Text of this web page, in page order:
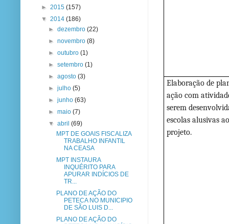
Elaboração de
ação com
serem
escolas alusivas ao
projeto.
► 2015 (157)
▼ 2014 (186)
►dezembro(22)
►novembro(8)
►outubro(1)
►setembro(1)
►agosto(3)
►julho(5)
►junho(63)
►maio(7)
▼abril(69)
MPT DE GOAIS FISCALIZA
TRABALHO INFANTIL
NA CEASA
MPT INSTAURA
INQUÉRITO PARA
APURAR INDÍCIOS DE
TR...
PLANO DE AÇÃO DO
PETECA NO MUNICIPIO
DE SÃO LUIS D...
PLANO DE AÇÃO DO